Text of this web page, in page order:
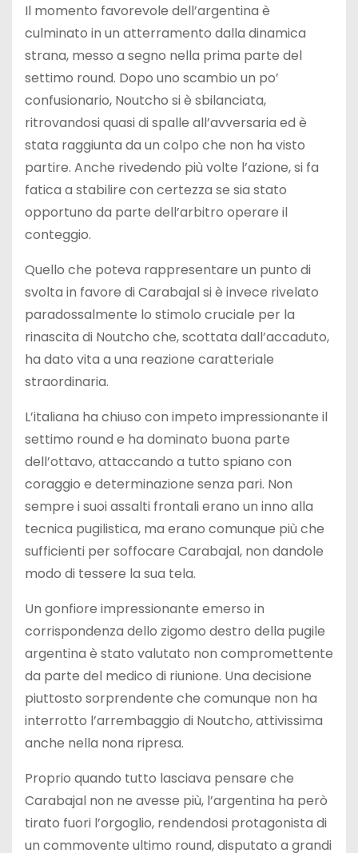
Il momento favorevole dell’argentina è
culminato in un atterramento dalla dinamica
strana, messo a segno nella prima parte del
settimo round. Dopo uno scambio un po’
confusionario, Noutcho si è sbilanciata,
ritrovandosi quasi di spalle all’avversaria ed è
stata raggiunta da un colpo che non ha visto
partire. Anche rivedendo più volte l’azione, si fa
fatica a stabilire con certezza se sia stato
opportuno da parte dell’arbitro operare il
conteggio.
Quello che poteva rappresentare un punto di
svolta in favore di Carabajal si è invece rivelato
paradossalmente lo stimolo cruciale per la
rinascita di Noutcho che, scottata dall’accaduto,
ha dato vita a una reazione caratteriale
straordinaria.
L’italiana ha chiuso con impeto impressionante il
settimo round e ha dominato buona parte
dell’ottavo, attaccando a tutto spiano con
coraggio e determinazione senza pari. Non
sempre i suoi assalti frontali erano un inno alla
tecnica pugilistica, ma erano comunque più che
sufficienti per soffocare Carabajal, non dandole
modo di tessere la sua tela.
Un gonfiore impressionante emerso in
corrispondenza dello zigomo destro della pugile
argentina è stato valutato non compromettente
da parte del medico di riunione. Una decisione
piuttosto sorprendente che comunque non ha
interrotto l’arrembaggio di Noutcho, attivissima
anche nella nona ripresa.
Proprio quando tutto lasciava pensare che
Carabajal non ne avesse più, l’argentina ha però
tirato fuori l’orgoglio, rendendosi protagonista di
un commovente ultimo round, disputato a grandi